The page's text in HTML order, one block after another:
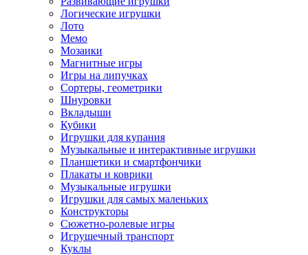
Логические игрушки
Лото
Мемо
Мозаики
Магнитные игры
Игры на липучках
Сортеры, геометрики
Шнуровки
Вкладыши
Кубики
Игрушки для купания
Музыкальные и интерактивные игрушки
Планшетики и смартфончики
Плакаты и коврики
Музыкальные игрушки
Игрушки для самых маленьких
Конструкторы
Сюжетно-ролевые игры
Игрушечный транспорт
Куклы